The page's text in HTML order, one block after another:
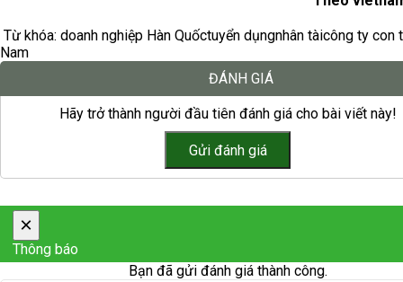
Từ khóa: doanh nghiệp Hàn Quốctuyển dụngnhân tàicông ty con
Nam
ĐÁNH GIÁ
Hãy trở thành người đầu tiên đánh giá cho bài viết này!
×
Thông báo
Bạn đã gửi đánh giá thành công.